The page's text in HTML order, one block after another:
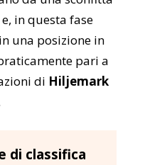
in questa fase
una posizione in
pari a
di Hiljemark
di classifica